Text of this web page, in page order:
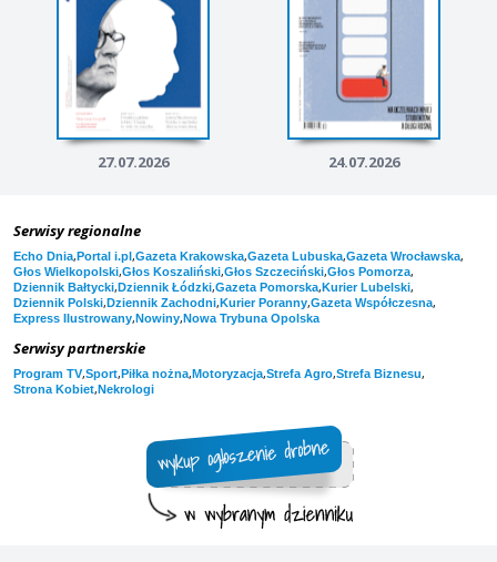
27.07.2026 24.07.2026
Serwisy regionalne
Echo Dnia,Portal i.pl,Gazeta Krakowska,Gazeta Lubuska,Gazeta Wrocławska,
Głos Wielkopolski,Głos Koszaliński,Głos Szczeciński,Głos Pomorza,
Dziennik Bałtycki,Dziennik Łódzki,Gazeta Pomorska,Kurier Lubelski,
Dziennik Polski,Dziennik Zachodni,Kurier Poranny,Gazeta Współczesna,
Express Ilustrowany,Nowiny,Nowa Trybuna Opolska
Serwisy partnerskie
Program TV,Sport,Piłka nożna,Motoryzacja,Strefa Agro,Strefa Biznesu,
Strona Kobiet,Nekrologi